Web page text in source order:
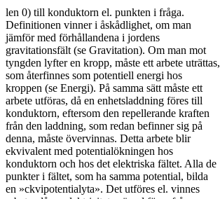
len 0) till konduktorn el. punkten i fråga.
Definitionen vinner i åskådlighet, om man
jämför med förhållandena i jordens
gravitationsfält (se Gravitation). Om man mot
tyngden lyfter en kropp, måste ett arbete uträttas,
som återfinnes som potentiell energi hos
kroppen (se Energi). På samma sätt måste ett
arbete utföras, då en enhetsladdning föres till
konduktorn, eftersom den repellerande kraften
från den laddning, som redan befinner sig på
denna, måste övervinnas. Detta arbete blir
ekvivalent med potentialökningen hos
konduktorn och hos det elektriska fältet. Alla de
punkter i fältet, som ha samma potential, bilda
en »ckvipotentialyta». Det utföres el. vinnes